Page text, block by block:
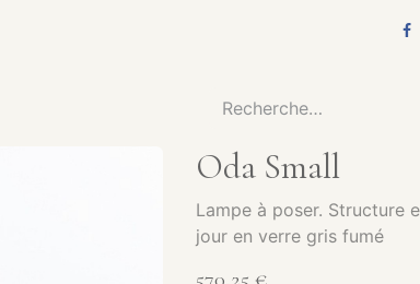
Oda Small
Lampe à poser. Structure
jour en verre gris fumé